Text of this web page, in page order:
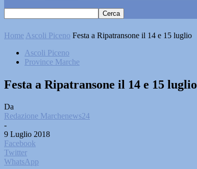
Home Ascoli Piceno Festa a Ripatransone il 14 e 15 luglio
Ascoli Piceno
Province Marche
Festa a Ripatransone il 14 e 15 luglio
Da
Redazione Marchenews24
-
9 Luglio 2018
Facebook
Twitter
WhatsApp